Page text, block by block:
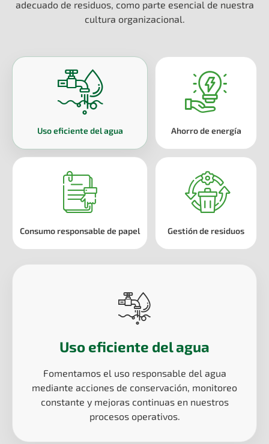
adecuado de residuos, como parte esencial de nuestra
cultura organizacional.
Uso eficiente del agua Ahorro de energía
Consumo responsable de papel Gestión de residuos
Uso eficiente del agua
Fomentamos el uso responsable del agua
mediante acciones de conservación, monitoreo
constante y mejoras continuas en nuestros
procesos operativos.